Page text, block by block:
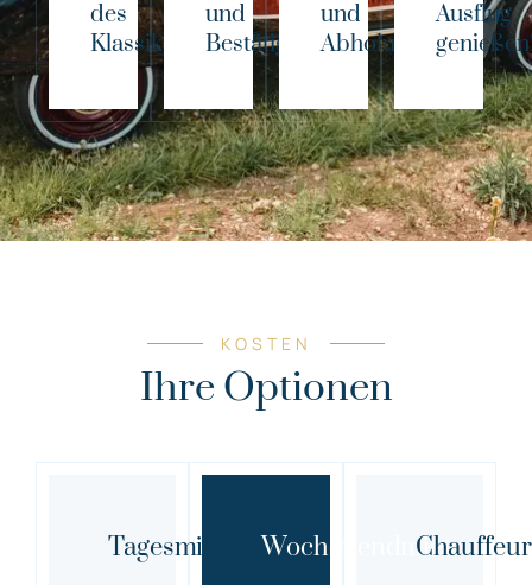
des
Klassikers!
und
Bestätigung
und
Abholung
Ausflug
KOSTEN
Ihre Optionen
Tagesmiete Wochenendmiete